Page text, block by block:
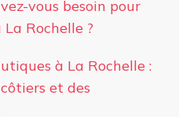
vous besoin pour
Rochelle ?
à La Rochelle :
et des